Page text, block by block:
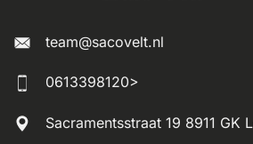
team@sacovelt.nl
0613398120>
Sacramentsstraat 19 8911 GK